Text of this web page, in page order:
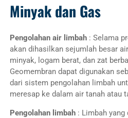
Minyak dan Gas
Pengolahan air limbah: Selama
akan dihasilkan sejumlah besar
minyak, logam berat, dan zat
Geomembran dapat digunakan
dari sistem pengolahan limbah
meresap ke dalam air tanah atau
Pengolahan limbah: Limbah yang